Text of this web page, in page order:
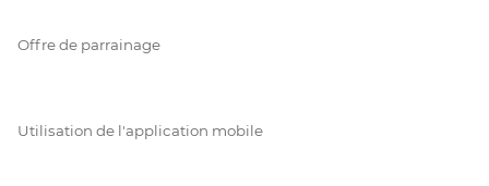
Offre de parrainage
Utilisation de l'application mobile